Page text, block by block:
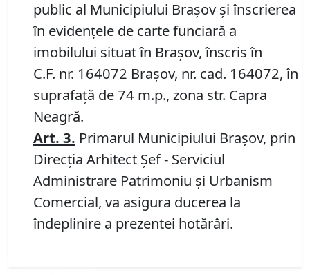
public al Municipiului Braşov şi înscrierea
în evidenţele de carte funciară a
imobilului situat în Braşov, înscris în
C.F. nr. 164072 Brașov, nr. cad. 164072, în
suprafață de 74 m.p., zona str. Capra
Neagră.
Art. 3. Primarul Municipiului Braşov, prin
Direcţia Arhitect Şef - Serviciul
Administrare Patrimoniu şi Urbanism
Comercial, va asigura ducerea la
îndeplinire a prezentei hotărâri.